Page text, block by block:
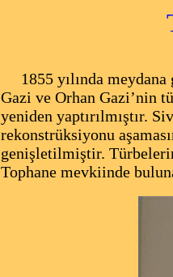
1855 yılında
Gazi ve Orhan Gazi’nin
yeniden yaptırılmıştır.
rekonstrüksiyonu
genişletilmiştir.
Tophane mevkiinde